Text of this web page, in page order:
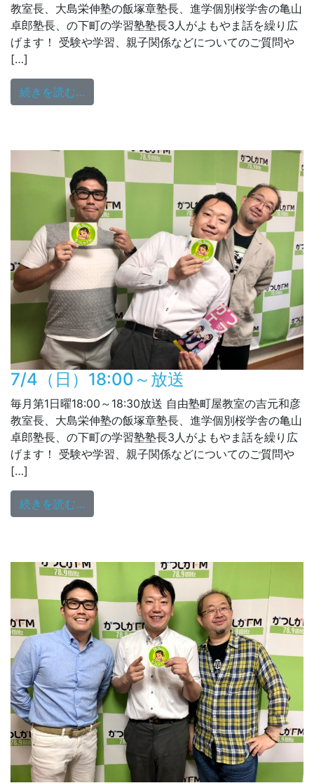
教室長、大島栄伸塾の飯塚章塾長、進学個別桜学舎の亀山
卓郎塾長、の下町の学習塾塾長3人がよもやま話を繰り広
げます！ 受験や学習、親子関係などについてのご質問や
[…]
続きを読む…
7/4（日）18:00～放送
毎月第1日曜18:00～18:30放送 自由塾町屋教室の吉元和彦
教室長、大島栄伸塾の飯塚章塾長、進学個別桜学舎の亀山
卓郎塾長、の下町の学習塾塾長3人がよもやま話を繰り広
げます！ 受験や学習、親子関係などについてのご質問や
[…]
続きを読む…